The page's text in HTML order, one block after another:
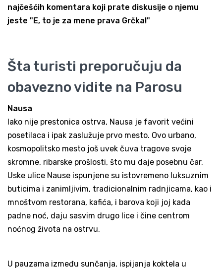
najčešćih komentara koji prate diskusije o njemu
jeste "E, to je za mene prava Grčka!"
Šta turisti preporučuju da
obavezno vidite na Parosu
Nausa
Iako nije prestonica ostrva, Nausa je favorit većini
posetilaca i ipak zaslužuje prvo mesto. Ovo urbano,
kosmopolitsko mesto još uvek čuva tragove svoje
skromne, ribarske prošlosti, što mu daje posebnu čar.
Uske ulice Nause ispunjene su istovremeno luksuznim
buticima i zanimljivim, tradicionalnim radnjicama, kao i
mnoštvom restorana, kafića, i barova koji joj kada
padne noć, daju sasvim drugo lice i čine centrom
noćnog života na ostrvu.
U pauzama između sunčanja, ispijanja koktela u